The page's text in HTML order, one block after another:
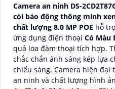
Camera an ninh DS-
còi báo động thông minh
chất lượng 8.0 MP POE hỗ
ứng dụng điện thoại Có Màu
quả loa đàm thoại tích hợp.
chắc chắn ánh sáng kép lựa
chiếu sáng. Camera hiện
an ninh và chất lượng hình